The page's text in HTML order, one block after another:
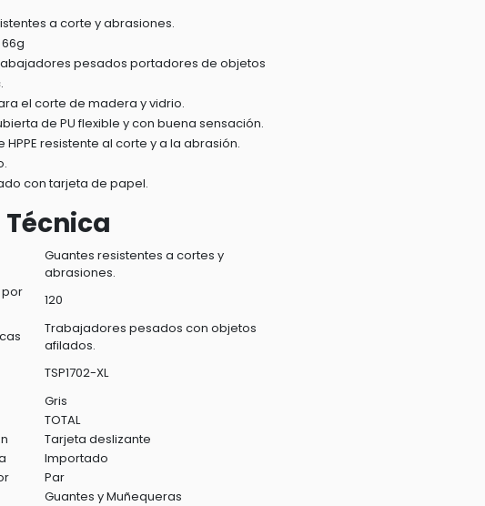
a corte y abrasiones.
pesados portadores de objetos
el corte de madera y vidrio.
de PU flexible y con buena sensación.
resistente al corte y a la abrasión.
con tarjeta de papel.
Técnica
Guantes resistentes a cortes y
abrasiones.
120
Trabajadores pesados con objetos
afilados.
TSP1702-XL
Gris
TOTAL
Tarjeta deslizante
Importado
Par
Guantes y Muñequeras